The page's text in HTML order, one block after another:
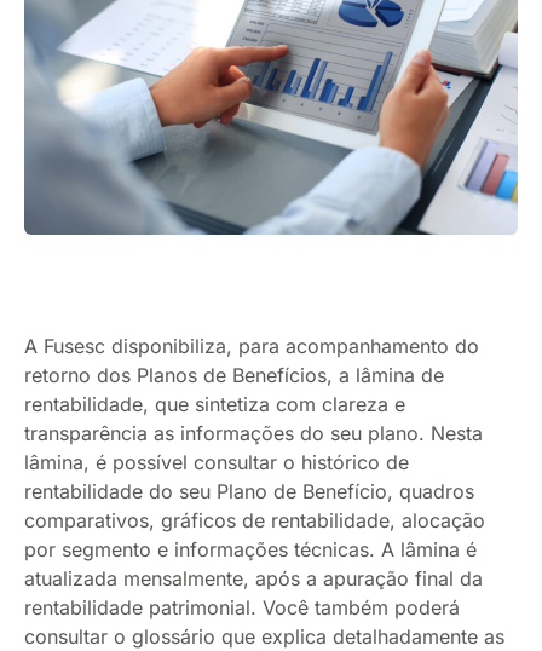
A Fusesc disponibiliza, para acompanhamento do
retorno dos Planos de Benefícios, a lâmina de
rentabilidade, que sintetiza com clareza e
transparência as informações do seu plano. Nesta
lâmina, é possível consultar o histórico de
rentabilidade do seu Plano de Benefício, quadros
comparativos, gráficos de rentabilidade, alocação
por segmento e informações técnicas. A lâmina é
atualizada mensalmente, após a apuração final da
rentabilidade patrimonial. Você também poderá
consultar o glossário que explica detalhadamente as